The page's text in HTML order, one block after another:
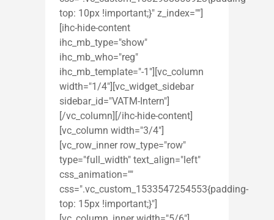
top: 10px !important;}" z_index=""]
[ihc-hide-content
ihc_mb_type="show"
ihc_mb_who="reg"
ihc_mb_template="-1"][vc_column
width="1/4"][vc_widget_sidebar
sidebar_id="VATM-Intern"]
[/vc_column][/ihc-hide-content]
[vc_column width="3/4"]
[vc_row_inner row_type="row"
type="full_width" text_align="left"
css_animation=""
css=".vc_custom_1533547254553{padding-
top: 15px !important;}"]